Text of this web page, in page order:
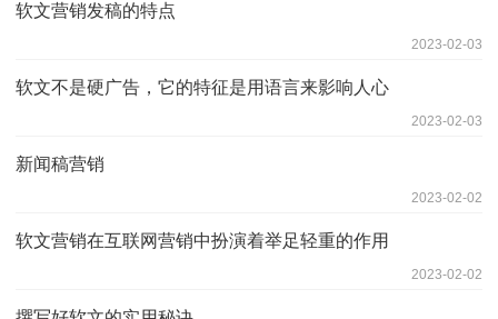
软文营销发稿的特点
2023-02-03
软文不是硬广告，它的特征是用语言来影响人心
2023-02-03
新闻稿营销
2023-02-02
软文营销在互联网营销中扮演着举足轻重的作用
2023-02-02